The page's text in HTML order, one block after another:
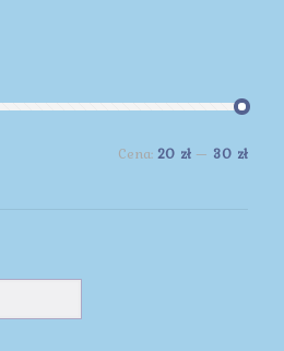
Cena: 20 zł — 30 zł